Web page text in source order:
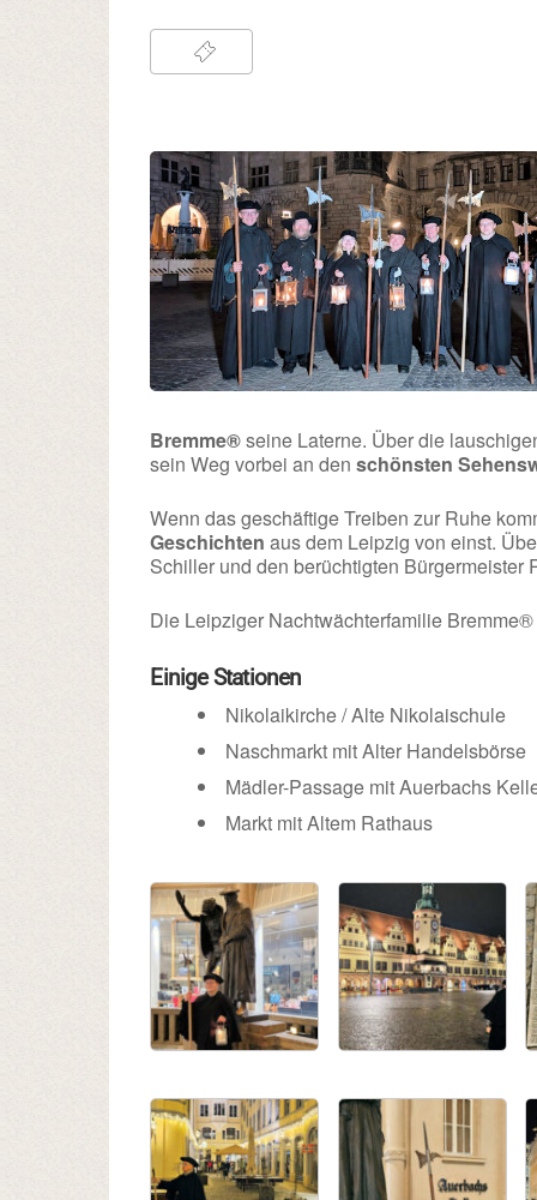
Bremme®seine Laterne. Über die
sein Weg vorbei an denschönsten
Wenn das geschäftige Treiben zur Ruhe
Geschichten aus dem Leipzig von einst.
Schiller und den berüchtigten
Die Leipziger Nachtwächterfamilie
Einige Stationen
Nikolaikirche / Alte Nikolaischule
Naschmarkt mit Alter Handelsbörse
Mädler-Passage mit Auerbachs
Markt mit Altem Rathaus